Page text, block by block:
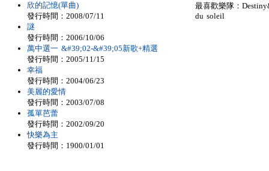
最喜歡樂隊：
du soleil
欣的記憶(單曲)
發行時間：2008/07/11
謎
發行時間：2006/10/06
萬中選一 &#39;02-&#39;05新歌+精選
發行時間：2005/11/15
幸福
發行時間：2004/06/23
美麗的愛情
發行時間：2003/07/08
孤單芭蕾
發行時間：2002/09/20
快樂為主
發行時間：1900/01/01